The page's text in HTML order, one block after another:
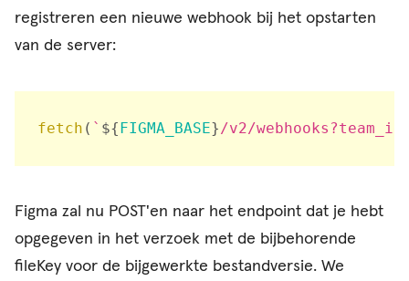
registreren een nieuwe webhook bij het opstarten
van de server:
fetch ( ` ${FIGMA_BASE} /v2/
Figma zal nu POST'en naar het endpoint dat je hebt
opgegeven in het verzoek met de bijbehorende
fileKey voor de bijgewerkte bestandversie. We